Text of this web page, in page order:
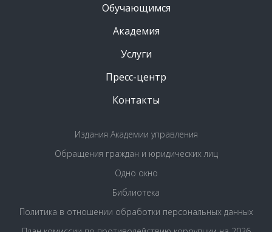
Обучающимся
Академия
Услуги
Пресс-центр
Контакты
Издания Академии управления
Обращения граждан и юридических лиц
Одно окно
Библиотека
Политика в отношении обработки персональных данных